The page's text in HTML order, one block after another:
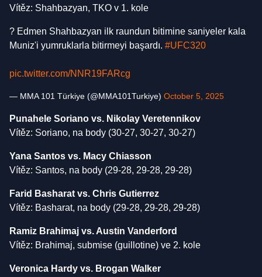
Vítěz: Shahbazyan, TKO v 1. kole
? Edmen Shahbazyan ilk raundun bitimine saniyeler kala
Muniz'i yumruklarla bitirmeyi başardı. #UFC320
pic.twitter.com/NNR19FARcg
— MMA 101 Türkiye (@MMA101Turkiye) October 5, 2025
Punahele Soriano vs. Nikolay Veretennikov
Vítěz: Soriano, na body (30-27, 30-27, 30-27)
Yana Santos vs. Macy Chiasson
Vítěz: Santos, na body (29-28, 29-28, 29-28)
Farid Basharat vs. Chris Gutierrez
Vítěz: Basharat, na body (29-28, 29-28, 29-28)
Ramiz Brahimaj vs. Austin Vanderford
Vítěz: Brahimaj, submise (guillotine) ve 2. kole
Veronica Hardy vs. Brogan Walker